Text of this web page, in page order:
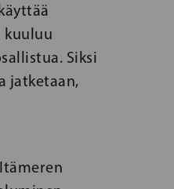
kuuluu
Siksi
jatketaan,